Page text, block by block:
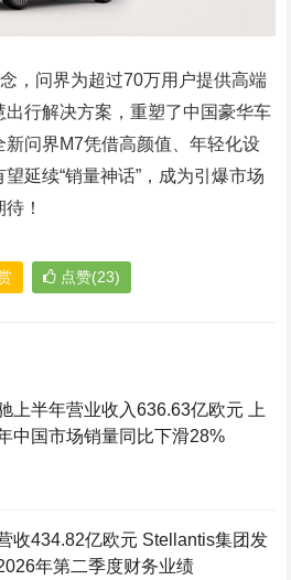
，问界为超过70万用户提供高端
行解决方案，重塑了中国豪华车
问界M7凭借高颜值、年轻化设
延续“销量神话”，成为引爆市场
！
点赞(23)
上半年营业收入636.63亿欧元 上
中国市场销量同比下滑28%
收434.82亿欧元 Stellantis集团发
年第二季度财务业绩